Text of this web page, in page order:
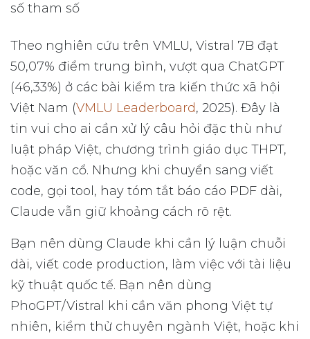
Theo nghiên cứu trên VMLU, Vistral 7B đạt
50,07% điểm trung bình, vượt qua ChatGPT
(46,33%) ở các bài kiểm tra kiến thức xã hội
Việt Nam (VMLU Leaderboard, 2025). Đây là
tin vui cho ai cần xử lý câu hỏi đặc thù như
luật pháp Việt, chương trình giáo dục THPT,
hoặc văn cổ. Nhưng khi chuyển sang viết
code, gọi tool, hay tóm tắt báo cáo PDF dài,
Claude vẫn giữ khoảng cách rõ rệt.
Bạn nên dùng Claude khi cần lý luận chuỗi
dài, viết code production, làm việc với tài liệu
kỹ thuật quốc tế. Bạn nên dùng
PhoGPT/Vistral khi cần văn phong Việt tự
nhiên, kiểm thử chuyên ngành Việt, hoặc khi